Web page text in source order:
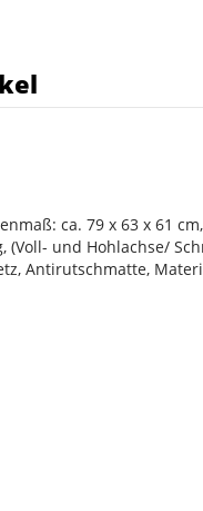
ca. 79 x 63 x 61
und Hohlachse/
Antirutschmatte,